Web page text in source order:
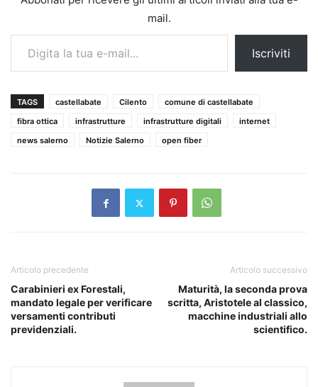
mail.
Digita la tua e-mail...
Iscriviti
TAGS castellabate Cilento
comune di castellabate
fibra ottica
infrastrutture infrastrutture digitali
internet
news salerno
Notizie Salerno open fiber
Articolo precedente
Carabinieri ex Forestali,
mandato legale per verificare
versamenti contributi
previdenziali.
Articolo successivo
Maturità, la seconda prova
scritta, Aristotele al classico,
macchine industriali allo
scientifico.